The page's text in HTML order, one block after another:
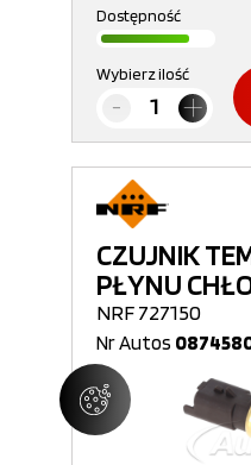
Dostępność
Wybierz ilość
CZUJNIK
PŁYNU
NRF 727150
Nr Autos